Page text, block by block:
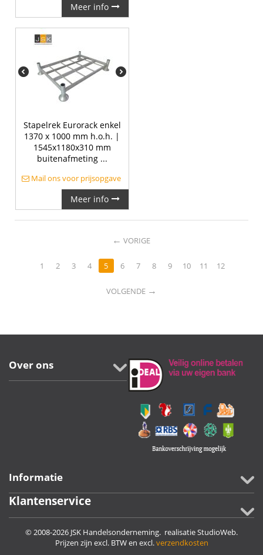
Meer info
Stapelrek Eurorack enkel
1370 x 1000 mm h.o.h. |
1545x1180x310 mm
buitenafmeting ...
Mail ons voor prijsopgave
Meer info
← VORIGE
1 2 3 4 5 6 7 8 9 10 11 12
VOLGENDE →
Over ons
Informatie
Klantenservice
© 2008-2026 JSK Handelsonderneming. realisatieStudioWeb.
Prijzen zijn excl. BTW en excl.verzendkosten